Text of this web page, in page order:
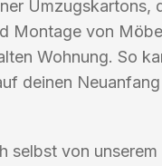
Umzugskartons,
Montage von
Wohnung. So
deinen
selbst von unserem